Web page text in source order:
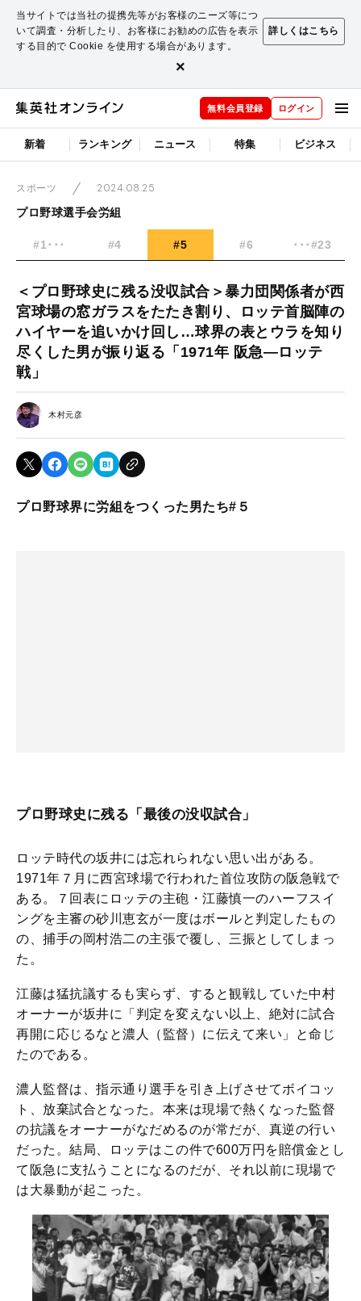
当サイトでは当社の提携先等がお客様のニーズ等につ
いて調査・分析したり、お客様にお勧めの広告を表示
する目的で Cookie を使用する場合があります。
詳しくはこちら
×
無料会員登録 ログイン
新着 ランキング ニュース 特集 ビジネス
スポーツ
2024.08.25
プロ野球選手会労組
#1･･･ #4 #5 #6 ･･･#23
＜プロ野球史に残る没収試合＞暴力団関係者が西
宮球場の窓ガラスをたたき割り、ロッテ首脳陣の
ハイヤーを追いかけ回し…球界の表とウラを知り
尽くした男が振り返る「1971年 阪急―ロッテ
戦」
木村元彦
プロ野球界に労組をつくった男たち#５
プロ野球史に残る「最後の没収試合」
ロッテ時代の坂井には忘れられない思い出がある。
1971年７月に西宮球場で行われた首位攻防の阪急戦で
ある。７回表にロッテの主砲・江藤慎一のハーフスイ
ングを主審の砂川恵玄が一度はボールと判定したもの
の、捕手の岡村浩二の主張で覆し、三振としてしまっ
た。
江藤は猛抗議するも実らず、すると観戦していた中村
オーナーが坂井に「判定を変えない以上、絶対に試合
再開に応じるなと濃人（監督）に伝えて来い」と命じ
たのである。
濃人監督は、指示通り選手を引き上げさせてボイコッ
ト、放棄試合となった。本来は現場で熱くなった監督
の抗議をオーナーがなだめるのが常だが、真逆の行い
だった。結局、ロッテはこの件で600万円を賠償金とし
て阪急に支払うことになるのだが、それ以前に現場で
は大暴動が起こった。